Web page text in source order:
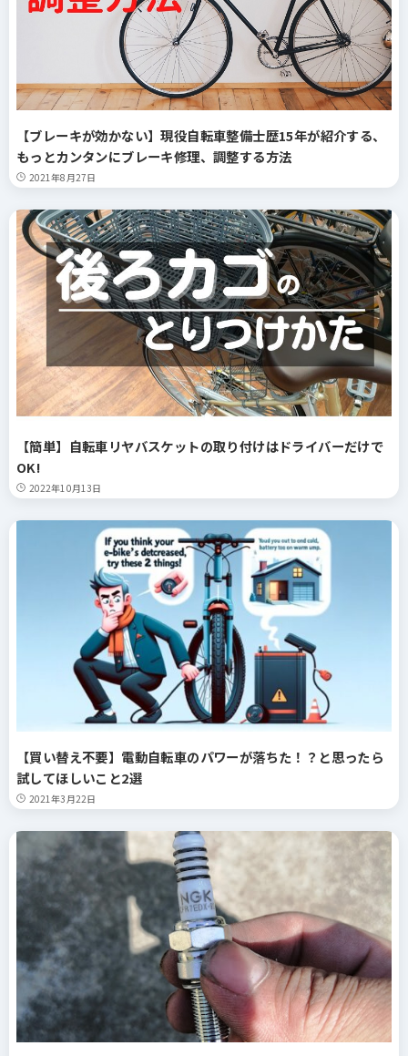
【ブレーキが効かない】現役自転車整備士歴15年が紹介する、
もっとカンタンにブレーキ修理、調整する方法
2021年8月27日
【簡単】自転車リヤバスケットの取り付けはドライバーだけで
OK!
2022年10月13日
【買い替え不要】電動自転車のパワーが落ちた！？と思ったら
試してほしいこと2選
2021年3月22日